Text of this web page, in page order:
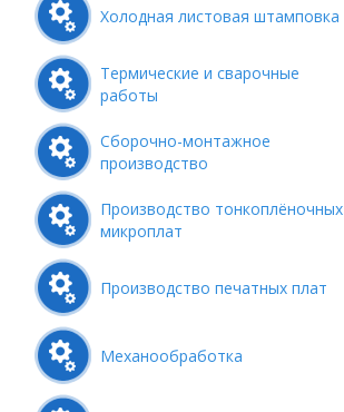
Холодная листовая штамповка
Термические и сварочные
работы
Сборочно-монтажное
производство
Производство тонкоплёночных
микроплат
Производство печатных плат
Механообработка